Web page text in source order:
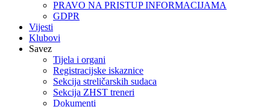
PRAVO NA PRISTUP INFORMACIJAMA
GDPR
Vijesti
Klubovi
Savez
Tijela i organi
Registracijske iskaznice
Sekcija streličarskih sudaca
Sekcija ZHST treneri
Dokumenti